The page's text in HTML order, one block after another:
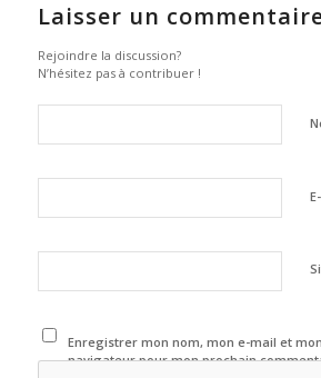
Laisser un
Rejoindre la discussion?
N’hésitez pas à contribuer !
Enregistrer mon nom, mon e-mail et
navigateur pour mon prochain